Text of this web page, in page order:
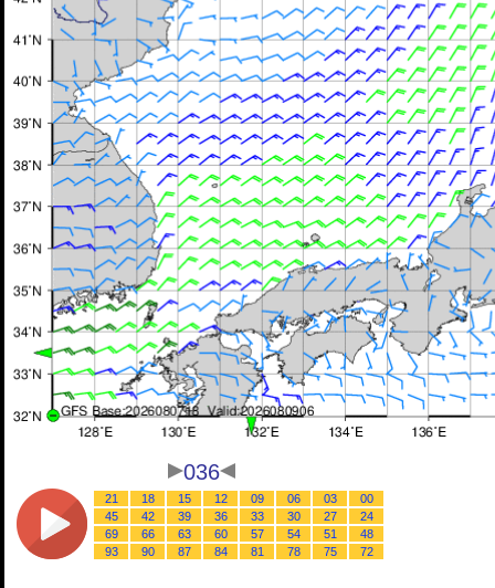
036
00
03
06
09
12
15
18
21
24
27
30
33
36
39
42
45
48
51
54
57
60
63
66
69
72
75
78
81
84
87
90
93